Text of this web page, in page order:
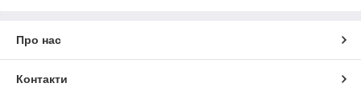
Про нас
Контакти